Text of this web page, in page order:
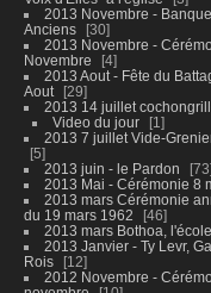
2013 Novembre -
Anciens
30
2013 Novembre -
Novembre
4
2013 Aout - Fête du
Aout
29
2013 14 juillet
Video du jour
1
2013 7 juillet Vide-
5
2013 juin - le Pardon
73
2013 Mai - Cérémonie 8
2013 mars Cérémonie
du 19 mars 1962
46
2013 mars Bothoa,
2013 Janvier - Ty Levr,
Rois
12
2012 Novembre -